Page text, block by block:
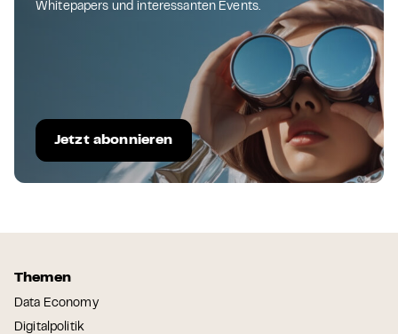
Whitepapers und interessanten Events.
Jetzt abonnieren
Themen
Data Economy
Digitalpolitik